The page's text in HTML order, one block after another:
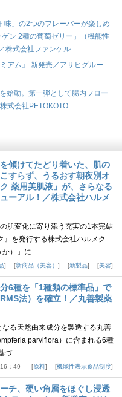
味」の2つのフレーバーが楽しめ
ン 2種の葡萄ゼリー」（機能性
株式会社ファンケル
アム』 新発売／アサヒグルー
始動。第一弾として腸内フロー
式会社PETOKOTO
傾けてたどり着いた、肌の
すらず、うるおす朝夜別オ
薬用美肌液」が、さらなる
ーアル！／株式会社ハルメ
肌変化に寄り添う充実の1本完結
を発行する株式会社ハルメク
か）」に……
新商品（美容） 新製品 美容
6種を「1種類の標準品」で
法）を確立！／丸善製薬
る天然由来成分を製造する丸善
parviflora）に含まれる6種
づ……
：49 原料 機能性表示食品制度
チ、硬い角層をほぐし浸透